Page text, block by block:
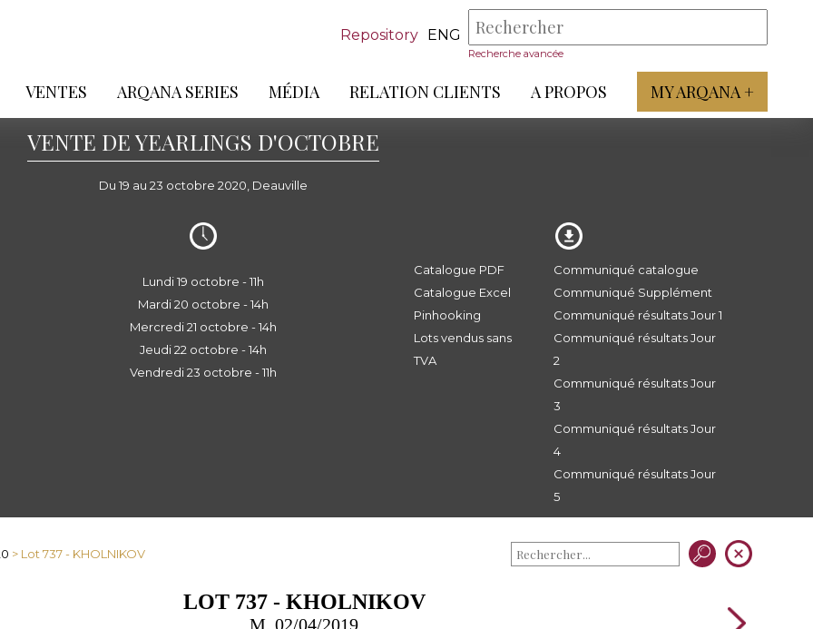
Repository ENG
Recherche avancée
VENTES ARQANA SERIES MÉDIA RELATION CLIENTS A PROPOS MY ARQANA +
VENTE DE YEARLINGS D'OCTOBRE
Du 19 au 23 octobre 2020, Deauville
Lundi 19 octobre - 11h
Mardi 20 octobre - 14h
Mercredi 21 octobre - 14h
Jeudi 22 octobre - 14h
Vendredi 23 octobre - 11h
Catalogue PDF
Catalogue Excel
Pinhooking
Lots vendus sans
TVA
Communiqué catalogue
Communiqué Supplément
Communiqué résultats Jour 1
Communiqué résultats Jour
2
Communiqué résultats Jour
3
Communiqué résultats Jour
4
Communiqué résultats Jour
5
> Lot 737 - KHOLNIKOV
LOT 737 - KHOLNIKOV
M. 02/04/2019